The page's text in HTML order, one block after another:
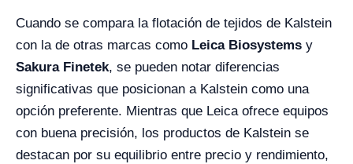
Cuando se compara la flotación de tejidos de Kalstein
con la de otras marcas como Leica Biosystems y
Sakura Finetek, se pueden notar diferencias
significativas que posicionan a Kalstein como una
opción preferente. Mientras que Leica ofrece equipos
con buena precisión, los productos de Kalstein se
destacan por su equilibrio entre precio y rendimiento,